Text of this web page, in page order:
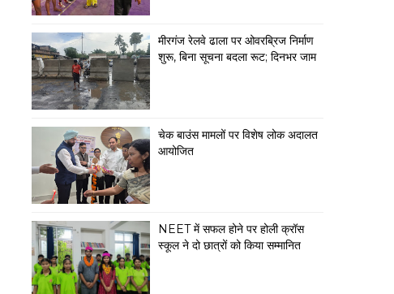
मीरगंज रेलवे ढाला पर ओवरब्रिज निर्माण
शुरू, बिना सूचना बदला रूट; दिनभर जाम
चेक बाउंस मामलों पर विशेष लोक अदालत
आयोजित
NEET में सफल होने पर होली क्रॉस
स्कूल ने दो छात्रों को किया सम्मानित